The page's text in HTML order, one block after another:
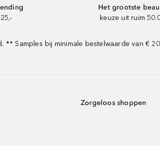
Het grootste
keuze uit ruim
Samples bij minimale bestelwaarde van €
Zorgeloos shoppen